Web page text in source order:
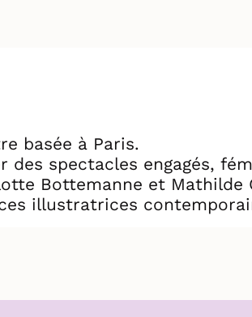
basée à Paris.
des spectacles engagés,
Bottemanne et Mathilde
illustratrices